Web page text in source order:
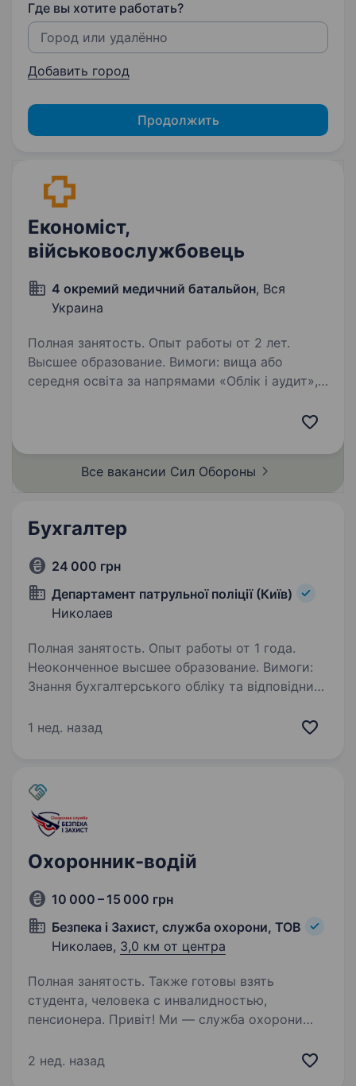
Где вы хотите работать?
Добавить город
Продолжить
Економіст,
військовослужбовець
4 окремий медичний батальйон, Вся
Украина
Полная занятость. Опыт работы от 2 лет.
Высшее образование. Вимоги: вища або
середня освіта за напрямами «Облік і аудит»,
комерційних підприємств; робота…
Все вакансии Сил Обороны
Бухгалтер
24 000 грн
Департамент патрульної поліції (Київ)
Николаев
Полная занятость. Опыт работы от 1 года.
Неоконченное высшее образование. Вимоги:
Знання бухгалтерського обліку та відповідних
з бухгалтерською програмою МІА Висока
1 нед. назад
Охоронник-водій
10 000 – 15 000 грн
Безпека і Захист, служба охорони, ТОВ
Николаев, 3,0 км от центра
Полная занятость. Также готовы взять
студента, человека с инвалидностью,
пенсионера. Привіт! Ми — служба охорони
забезпечення безпеки, який завжди стоїть
2 нед. назад